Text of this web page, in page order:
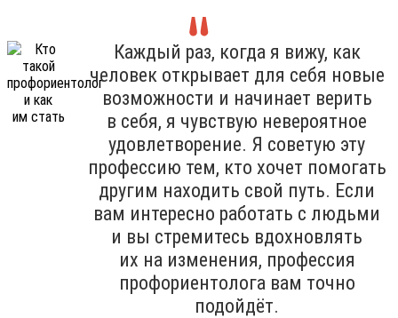
Каждый раз, когда я вижу, как
человек открывает для себя новые
возможности и начинает верить
в себя, я чувствую невероятное
удовлетворение. Я советую эту
профессию тем, кто хочет помогать
другим находить свой путь. Если
вам интересно работать с людьми
и вы стремитесь вдохновлять
их на изменения, профессия
профориентолога вам точно
подойдёт.